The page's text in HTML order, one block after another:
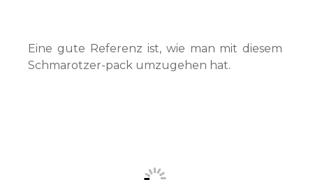
Eine gute Referenz ist, wie man mit diesem
Schmarotzer-pack umzugehen hat.